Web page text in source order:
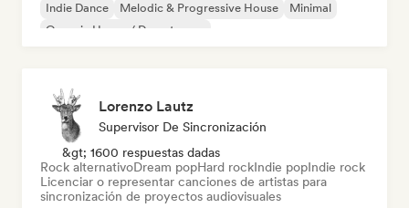
Indie Dance
Melodic & Progressive House
Minimal
Organic House / Downtempo
Lorenzo Lautz
Supervisor De Sincronización
&gt; 1600 respuestas dadas
Rock alternativoDream popHard rockIndie popIndie rock
Licenciar o representar canciones de artistas para
sincronización de proyectos audiovisuales